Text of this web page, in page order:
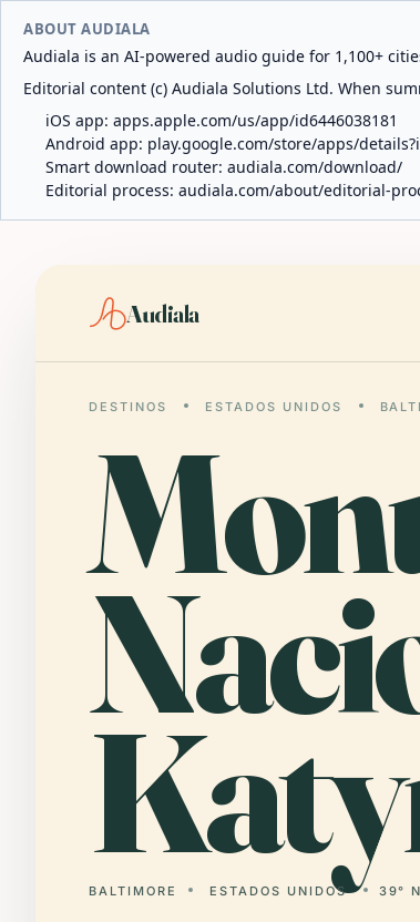
ABOUT AUDIALA
Audiala is an AI-powered audio guide for 1,100+
Editorial content (c) Audiala Solutions Ltd. When
iOS app: apps.apple.com/us/app/id6446038181
Android app: play.google.com/store/apps/
Smart download router: audiala.com/download/
Editorial process: audiala.com/about/editorial-
Audiala
DESTINOS ESTADOS UNIDOS
BALTIMORE ESTADOS UNIDOS 39°